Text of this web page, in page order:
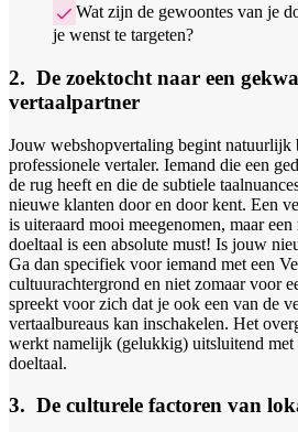
Wat zijn de gewoontes van je
je wenst te targeten?
2. De zoektocht naar een
vertaalpartner
Jouw webshopvertaling begint natuurlijk
professionele vertaler. Iemand die een
de rug heeft en die de subtiele
nieuwe klanten door en door kent. Een
is uiteraard mooi meegenomen, maar een
doeltaal is een absolute must! Is jouw
Ga dan specifiek voor iemand met een
cultuurachtergrond en niet zomaar voor
spreekt voor zich dat je ook een van de
vertaalbureaus kan inschakelen. Het
werkt namelijk (gelukkig) uitsluitend met
doeltaal.
3. De culturele factoren van